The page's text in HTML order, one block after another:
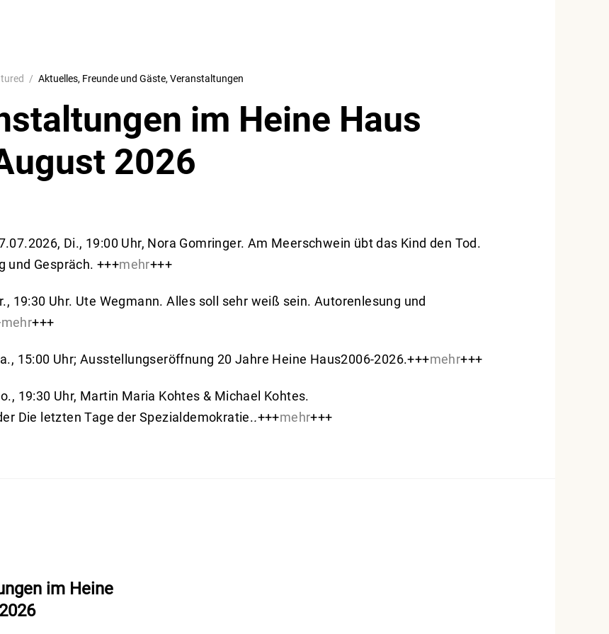
Aktuelles Freunde und Gäste Veranstaltungen
im Heine Haus
2026
Di., 19:00 Uhr, Nora Gomringer. Am Meerschwein übt das Kind den Tod.
und Gespräch. +++mehr+++
19:30 Uhr. Ute Wegmann. Alles soll sehr weiß sein. Autorenlesung und
mehr+++
15:00 Uhr; Ausstellungseröffnung 20 Jahre Heine Haus2006-2026.+++mehr+++
19:30 Uhr, Martin Maria Kohtes & Michael Kohtes.
Die letzten Tage der Spezialdemokratie..+++mehr+++
im Heine